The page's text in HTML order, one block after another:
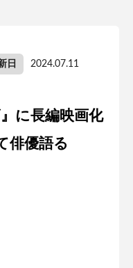
日 2024.07.11
に長編映画化
俳優語る